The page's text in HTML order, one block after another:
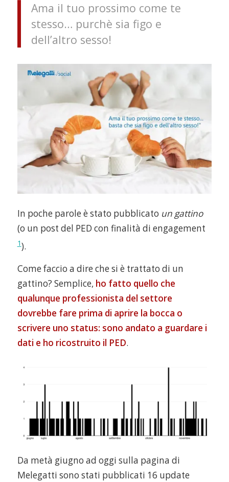
Ama il tuo prossimo come te
stesso… purchè sia figo e
dell’altro sesso!
In poche parole è stato pubblicato un gattino
(o un post del PED con finalità di engagement
1).
Come faccio a dire che si è trattato di un
gattino? Semplice, ho fatto quello che
qualunque professionista del settore
dovrebbe fare prima di aprire la bocca o
scrivere uno status: sono andato a guardare i
dati e ho ricostruito il PED.
Da metà giugno ad oggi sulla pagina di
Melegatti sono stati pubblicati 16 update